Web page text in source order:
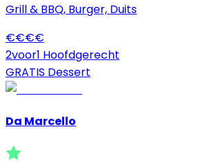
Grill & BBQ, Burger, Duits
€€€€
2voor1 Hoofdgerecht
GRATIS Dessert
Da Marcello